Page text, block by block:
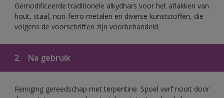
Gemodificeerde traditionele alkydhars voor het aflakken van
hout, staal, non-ferro metalen en diverse kunststoffen, die
volgens de voorschriften zijn voorbehandeld.
2. Na gebruik
Reiniging gereedschap met terpentine. Spoel verf nooit door